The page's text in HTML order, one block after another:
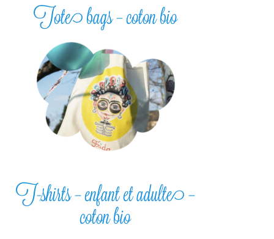
Tote bags – coton bio
T-shirts – enfant et adulte –
coton bio